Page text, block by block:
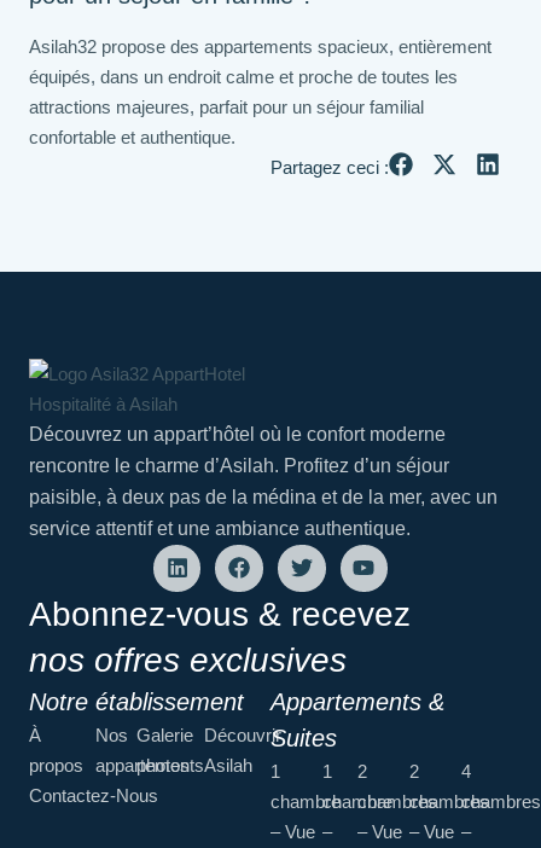
Asilah32 propose des appartements spacieux, entièrement
équipés, dans un endroit calme et proche de toutes les
attractions majeures, parfait pour un séjour familial
confortable et authentique.
Partagez ceci :
Découvrez un appart’hôtel où le confort moderne
rencontre le charme d’Asilah. Profitez d’un séjour
paisible, à deux pas de la médina et de la mer, avec un
service attentif et une ambiance authentique.
Abonnez-vous & recevez
nos offres exclusives
Notre établissement
À
propos
Nos
appartements
Galerie
photos
Découvrir
Asilah
Contactez-Nous
Appartements &
Suites
1
chambre
– Vue
1
chambre
–
2
chambres
– Vue
2
chambres
– Vue
4
chambres
–